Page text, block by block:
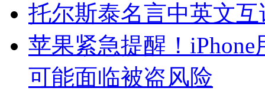
托尔斯泰名言中英文互
苹果紧急提醒！
可能面临被盗风险